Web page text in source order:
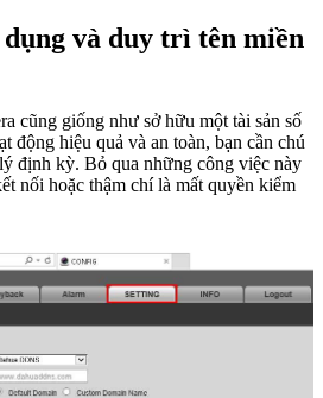
và duy trì tên miền
cũng giống như sở hữu một tài sản số
động hiệu quả và an toàn, bạn cần chú
định kỳ. Bỏ qua những công việc này
nối hoặc thậm chí là mất quyền kiểm